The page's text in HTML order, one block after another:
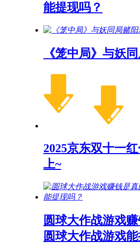
能提现吗？
《笼中局》与妖
2025京东双十一
上~
圆球大作战游戏
圆球大作战游戏